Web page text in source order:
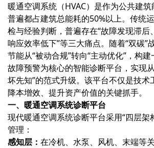
暖通空调系统（HVAC）是作为公共建筑
普遍都占建筑总能耗的50%以上。传统
检与经验判断，普遍存在“故障发现滞后
响应效率低下”等三大痛点。随着“双碳”
节能从“被动合规”转向“主动优化”，构
故障预警‌为核心的智能诊断平台，实现
坏先知”的范式升级。该平台不仅是技术
降本增效、提升资产价值的关键抓手。
一、暖通空调系统诊断平台‌
现代暖通空调系统诊断平台采用“四层架
管理：
感知层‌： 在冷机、水泵、风机、末端等